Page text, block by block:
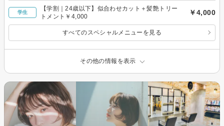
学生
【学割｜24歳以下】似合わせカット＋髪艶トリー
トメント￥4,000
￥4,000
すべてのスペシャルメニューを見る
その他の情報を表示